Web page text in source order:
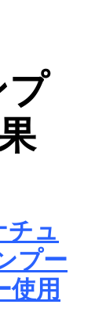
プ
チュ
プー
使用